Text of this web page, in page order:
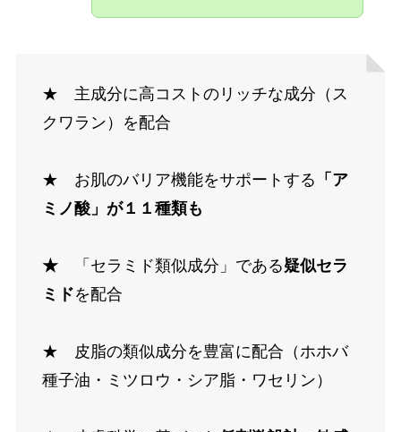
★ 主成分に高コストのリッチな成分（ス
クワラン）を配合
★ お肌のバリア機能をサポートする 「ア
ミノ酸」が１１種類も
★「セラミド類似成分」である疑似セラ
ミドを配合
★ 皮脂の類似成分を豊富に配合（ホホバ
種子油・ミツロウ・シア脂・ワセリン）